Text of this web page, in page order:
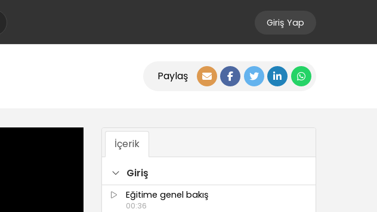
Giriş Yap
Paylaş
İçerik
Giriş
Eğitime genel bakış
00:36